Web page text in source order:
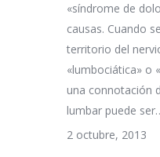
«síndrome de
causas. Cuando
territorio del
«lumbociática» o
una connotación
lumbar puede
2 octubre, 2013